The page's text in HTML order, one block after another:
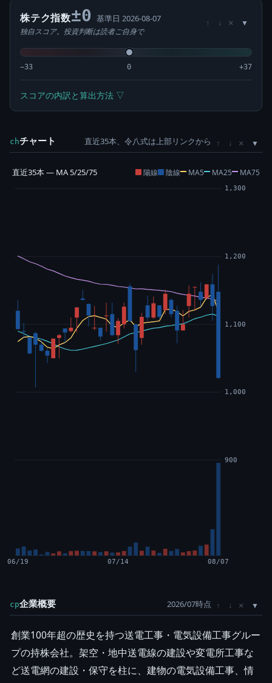
株テク指数±0 基準日 2026-08-07
独自スコア。投資判断は読者ご自身で
↑ ↓ ×
−33 0 +37
スコアの内訳と算出方法 ▽
chチャート 直近35本、令八式は上部リンクから ↑ ↓ ×
直近35本 — MA 5/25/75 陽線 陰線 MA5 MA25 MA75
900
1,000
1,100
1,200
1,300
06/19 07/14 08/07
cp企業概要 2026/07時点 ↑ ↓ ×
創業100年超の歴史を持つ送電工事・電気設備工事グルー
プの持株会社。架空・地中送電線の建設や変電所工事な
ど送電網の建設・保守を柱に、建物の電気設備工事、情